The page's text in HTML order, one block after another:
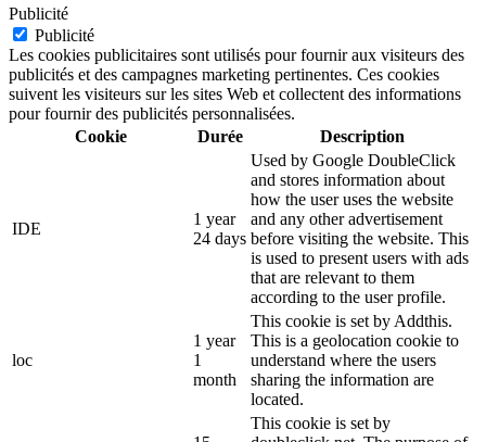
Publicité
Publicité
Les cookies publicitaires sont utilisés pour fournir aux visiteurs des
publicités et des campagnes marketing pertinentes. Ces cookies
suivent les visiteurs sur les sites Web et collectent des informations
pour fournir des publicités personnalisées.
Cookie
Durée Description
IDE
1 year
24 days
Used by Google DoubleClick
and stores information about
how the user uses the website
and any other advertisement
before visiting the website. This
is used to present users with ads
that are relevant to them
according to the user profile.
loc
1 year
1
month
This cookie is set by Addthis.
This is a geolocation cookie to
understand where the users
sharing the information are
located.
This cookie is set by